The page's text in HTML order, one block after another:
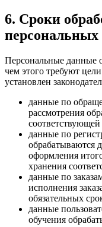
6. Сроки
Персональные данные
чем этого требуют
установлен
данные по
рассмотрения
данные по
обрабатываются
оформления
хранения
данные по
исполнения
обязательных
данные
обучения